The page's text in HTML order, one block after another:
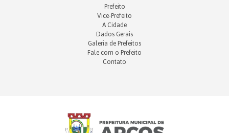
Prefeito
Vice-Prefeito
A Cidade
Dados Gerais
Galeria de Prefeitos
Fale com o Prefeito
Contato